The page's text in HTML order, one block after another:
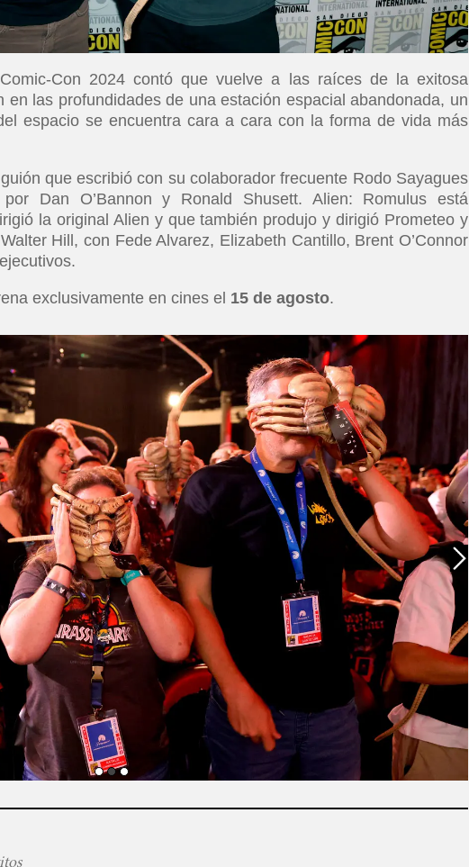
Con 2024 contó que vuelve a las raíces de la exitosa
en las profundidades de una estación espacial abandonada, un
espacio se encuentra cara a cara con la forma de vida más
que escribió con su colaborador frecuente Rodo Sayagues
Dan O’Bannon y Ronald Shusett. Alien: Romulus está
la original Alien y que también produjo y dirigió Prometeo y
Hill, con Fede Alvarez, Elizabeth Cantillo, Brent O’Connor
exclusivamente en cines el 15 de agosto.